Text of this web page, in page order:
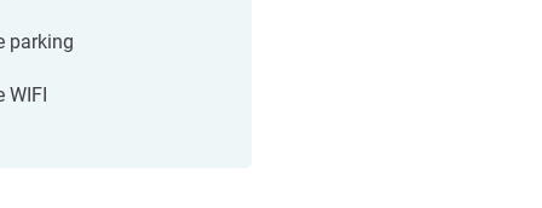
parking
WIFI